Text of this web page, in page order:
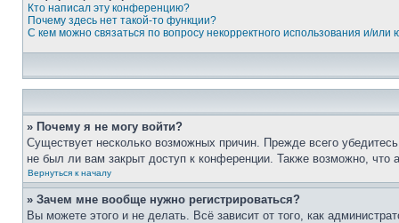
Кто написал эту конференцию?
Почему здесь нет такой-то функции?
С кем можно связаться по вопросу некорректного использования и/
» Почему я не могу войти?
Существует несколько возможных причин. Прежде всего
не был ли вам закрыт доступ к конференции. Также возможно, что
Вернуться к началу
» Зачем мне вообще нужно регистрироваться?
Вы можете этого и не делать. Всё зависит от того, как